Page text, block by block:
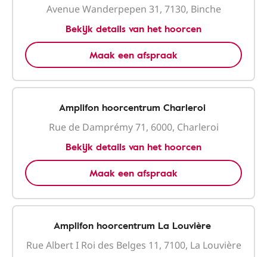
Avenue Wanderpepen 31, 7130, Binche
Bekijk details van het hoorcen
Maak een afspraak
Amplifon hoorcentrum Charleroi
Rue de Damprémy 71, 6000, Charleroi
Bekijk details van het hoorcen
Maak een afspraak
Amplifon hoorcentrum La Louvière
Rue Albert I Roi des Belges 11, 7100, La Louvière